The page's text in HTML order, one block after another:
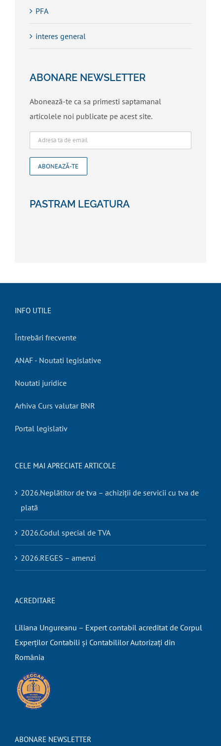
PFA
interes general
ABONARE NEWSLETTER
Abonează-te ca sa primesti saptamanal
articolele noi publicate pe acest site.
PASTRAM LEGATURA
INFO UTILE
Întrebări frecvente
ANAF - Noutati legislative
Noutati juridice
Arhiva Curs valutar BNR
Portal legislativ
CELE MAI APRECIATE ARTICOLE
2026.Neplătitor de tva – achiziții de servicii cu tva de
plată
2026.Codul special de TVA
2026.REGES – amenzi
ACREDITARE
Liliana Ungureanu – Expert contabil acreditat de Corpul
Experților Contabili și Contabililor Autorizați din
România
ABONARE NEWSLETTER